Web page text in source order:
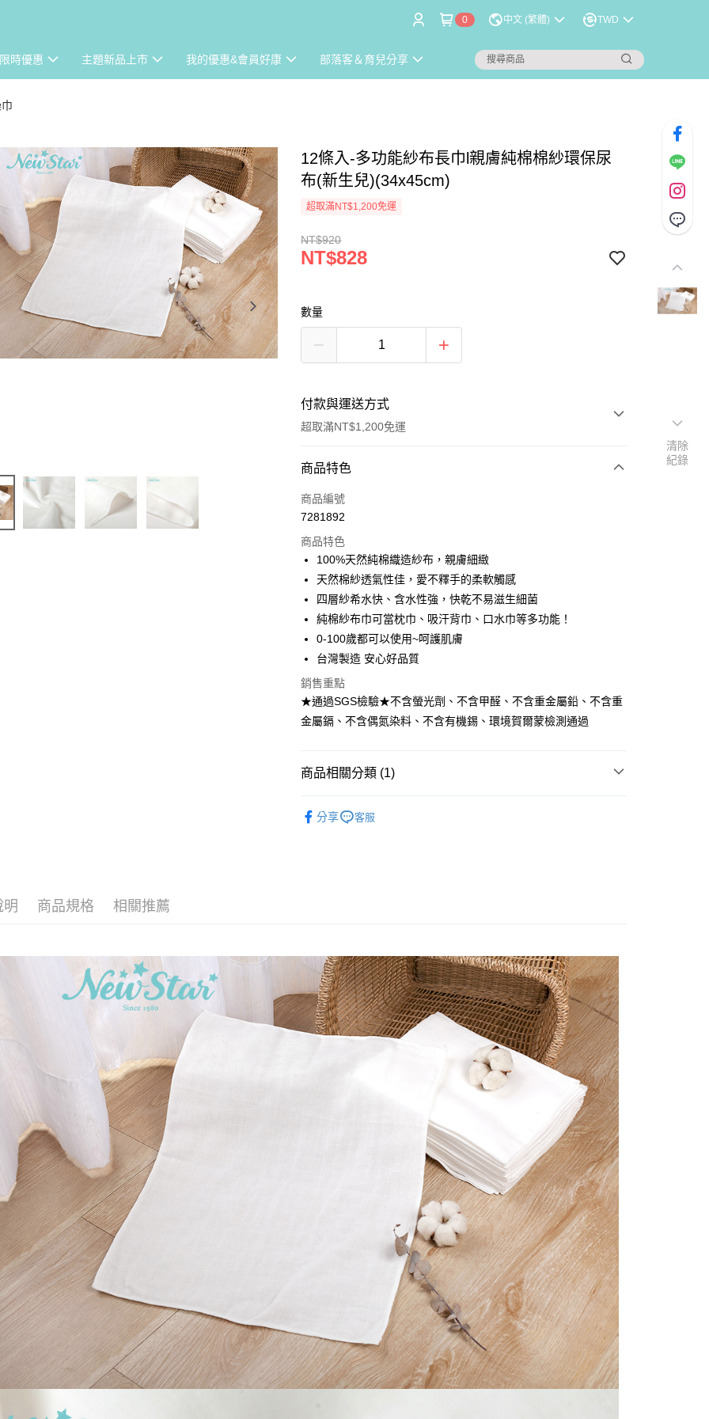
0 中文 (繁體) TWD
時優惠 主題新品上市 我的優惠&會員好康 部落客＆育兒分享
12條入-多功能紗布長巾l親膚純棉棉紗環保尿
布(新生兒)(34x45cm)
超取滿NT$1,200免運
NT$920
NT$828
數量
付款與運送方式
超取滿NT$1,200免運
付款方式
信用卡一次付款
LINE Pay
Apple Pay
ATM付款
運送方式
全家取貨付款
每筆NT$65，滿NT$1,200(含以上)免運費
每筆NT$65，滿NT$1,200(含以上)免運費
每筆NT$65，滿NT$1,200(含以上)免運費
每筆NT$90，滿NT$1,500(含以上)免運費
商品特色
商品編號
7281892
商品特色
100%天然純棉織造紗布，親膚細緻
天然棉紗透氣性佳，愛不釋手的柔軟觸感
四層紗希水快、含水性強，快乾不易滋生細菌
純棉紗布巾可當枕巾、吸汗背巾、口水巾等多功能！
0-100歲都可以使用~呵護肌膚
台灣製造 安心好品質
銷售重點
★通過SGS檢驗★不含螢光劑、不含甲醛、不含重金屬鉛、不含重
金屬鎘、不含偶氮染料、不含有機錫、環境賀爾蒙檢測通過
商品相關分類 (1)
分享
客服
明 商品規格 相關推薦
清除
紀錄